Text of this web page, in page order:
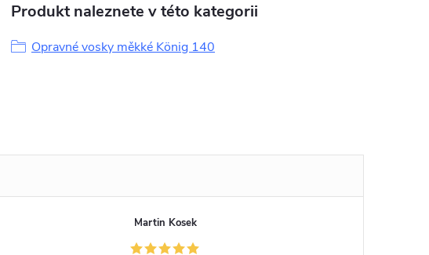
Produkt naleznete v této kategorii
Opravné vosky měkké König 140
Martin Kosek